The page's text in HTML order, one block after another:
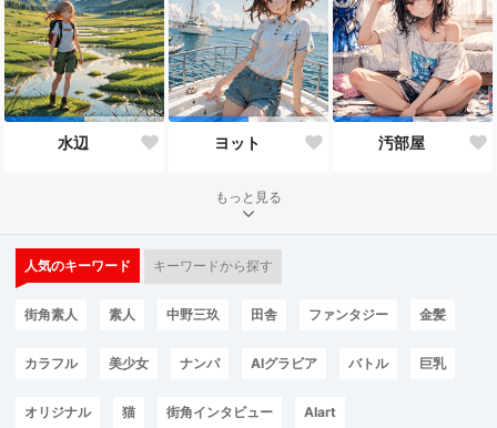
水辺 ヨット 汚部屋
もっと見る
人気のキーワード キーワードから探す
街角素人 素人 中野三玖 田舎 ファンタジー 金髪
カラフル 美少女 ナンパ AIグラビア バトル 巨乳
オリジナル 猫 街角インタビュー AIart